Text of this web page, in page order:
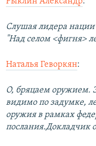
Слушая лидера
"Над селом <фигня>
Наталья Геворкян:
О, бряцаем оружием.
видимо по задумке,
оружия в рамках
послания.Докладчик